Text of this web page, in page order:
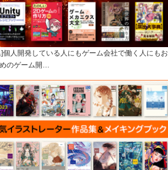
]個人開発している人にもゲーム会社で働く人にもお
のゲーム開…